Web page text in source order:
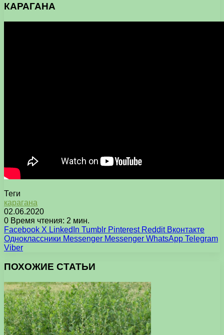
КАРАГАНА
Теги
карагана
02.06.2020
0 Время чтения: 2 мин.
Facebook X LinkedIn Tumblr Pinterest Reddit Вконтакте
Одноклассники Messenger Messenger WhatsApp Telegram
Viber
ПОХОЖИЕ СТАТЬИ